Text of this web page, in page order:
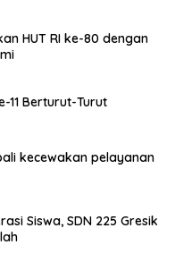
HUT RI ke-80 dengan
11 Berturut-Turut
kecewakan pelayanan
Siswa, SDN 225 Gresik